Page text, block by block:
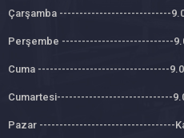
Çarşamba ----------------------------
Perşembe ----------------------------
Cuma ---------------------------------
Cumartesi-----------------------------
Pazar ----------------------------------